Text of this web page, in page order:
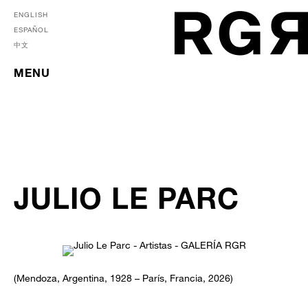
ENGLISH
ESPAÑOL
中文
MENU
JULIO LE PARC
(Mendoza, Argentina, 1928 – París, Francia, 2026)